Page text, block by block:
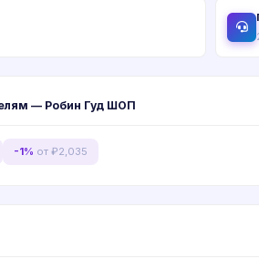
— Робин Гуд ШОП
-1% от ₽2,035